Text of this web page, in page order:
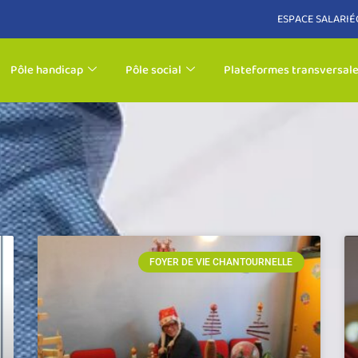
ESPACE SALARIÉ
Pôle handicap Pôle social Plateformes
FOYER DE VIE CHANTOURNELLE